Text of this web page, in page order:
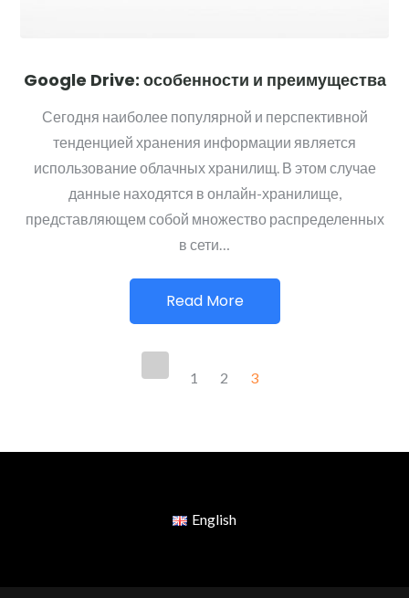
Google Drive: особенности и преимущества
Сегодня наиболее популярной и перспективной
тенденцией хранения информации является
использование облачных хранилищ. В этом случае
данные находятся в онлайн-хранилище,
представляющем собой множество распределенных
в сети…
Read More
Пагинация
1 2 3
English